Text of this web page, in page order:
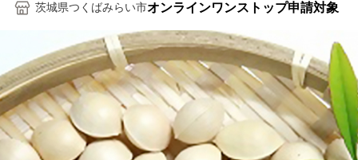
茨城県つくばみらい市オンラインワンストップ申請対象